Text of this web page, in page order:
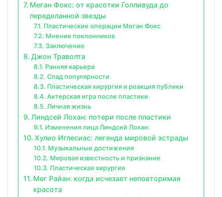
Меган Фокс: от красотки Голливуда до
переделанной звезды
Пластические операции Меган Фокс
Мнение поклонников
Заключение
Джон Траволта
Ранняя карьера
Спад популярности
Пластическая хирургия и реакция публики
Актерская игра после пластики
Личная жизнь
Линдсей Лохан: потери после пластики
Изменения лица Линдсей Лохан:
Хулио Иглесиас: легенда мировой эстрады
Музыкальные достижения
Мировая известность и признание
Пластическая хирургия
Мег Райан: когда исчезает неповторимая
красота